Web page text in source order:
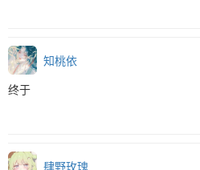
知桃依
终于
肆野玫瑰